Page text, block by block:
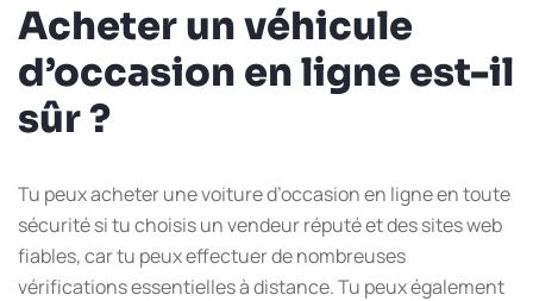
Acheter un véhicule
d’occasion en ligne est-il
sûr ?
Tu peux acheter une voiture d’occasion en ligne en toute
sécurité si tu choisis un vendeur réputé et des sites web
fiables, car tu peux effectuer de nombreuses
vérifications essentielles à distance. Tu peux également